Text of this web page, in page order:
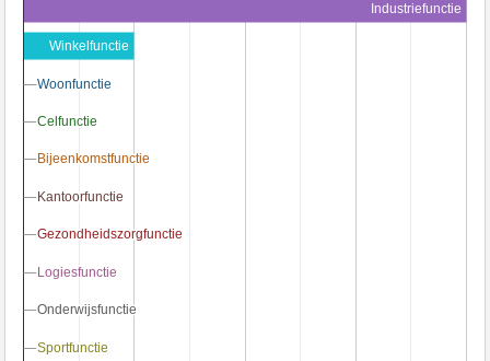
Industriefunctie
Winkelfunctie
Woonfunctie
Woonfunctie
Celfunctie
Celfunctie
Bijeenkomstfunctie
Bijeenkomstfunctie
Kantoorfunctie
Kantoorfunctie
Gezondheidszorgfunctie
Gezondheidszorgfunctie
Logiesfunctie
Logiesfunctie
Onderwijsfunctie
Onderwijsfunctie
Sportfunctie
Sportfunctie